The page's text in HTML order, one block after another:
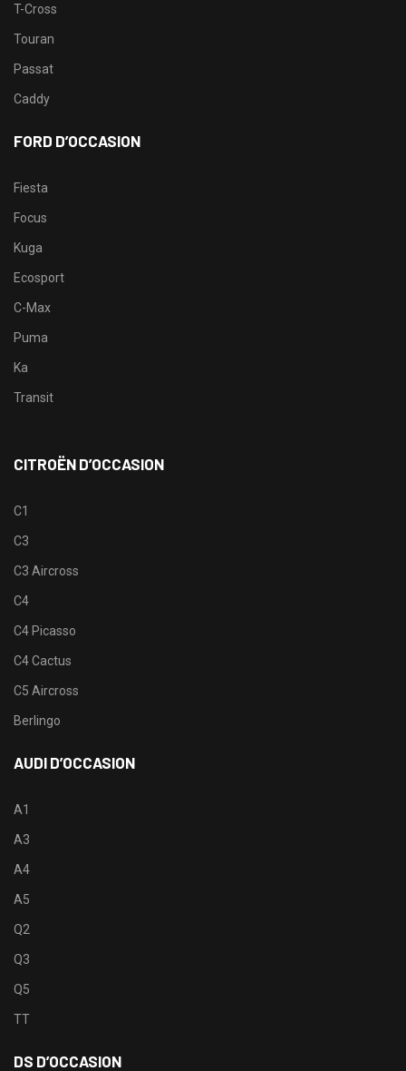
T-Cross
Touran
Passat
Caddy
FORD D’OCCASION
Fiesta
Focus
Kuga
Ecosport
C-Max
Puma
Ka
Transit
CITROËN D’OCCASION
C1
C3
C3 Aircross
C4
C4 Picasso
C4 Cactus
C5 Aircross
Berlingo
AUDI D’OCCASION
A1
A3
A4
A5
Q2
Q3
Q5
TT
DS D’OCCASION